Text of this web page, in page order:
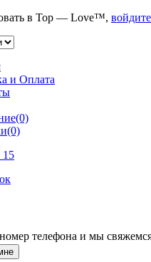
в Top — Love™, войдите
и Оплата
15
телефона и мы